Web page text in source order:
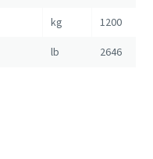
kg 1200
lb 2646